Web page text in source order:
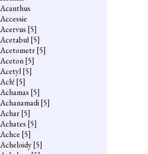
Acanthus
Accessie
Acervus [5]
Acetabuł[5]
Acetometr[5]
Aceton[5]
Acetyl[5]
Ach! [5]
Achamas [5]
Achanamadi[5]
Achar[5]
Achates [5]
Achce [5]
Acheloidy[5]